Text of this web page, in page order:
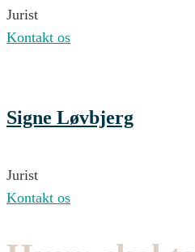
Jurist
Kontakt os
Signe Løvbjerg
Jurist
Kontakt os